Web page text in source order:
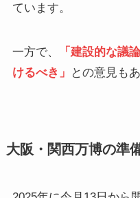
ています。
​一方で、
「建設的な議
けるべき」
との意見も
大阪・関西万博の準